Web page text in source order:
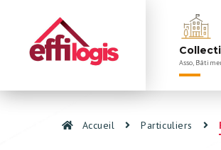
Panneau de gestion des cookies
Asso,
Accueil Particuliers